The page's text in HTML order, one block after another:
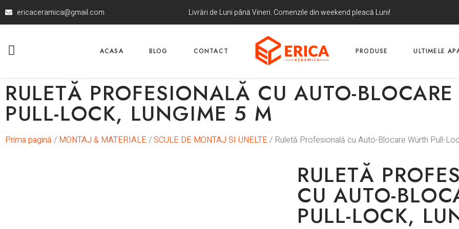
ericaceramica@gmail.com Livrări de Luni până Vineri. Comenzile din weekend pleacă Luni!
ACASA BLOG CONTACT PRODUSE ULTIMELE
RULETĂ PROFESIONALĂ CU AUTO-
PULL-LOCK, LUNGIME 5 M
Prima pagină / MONTAJ & MATERIALE / SCULE DE MONTAJ SI UNELTE / Ruletă Profesională cu Auto-Blocare Würth Pull-
RULETĂ
CU AUTO-
PULL-LOCK,